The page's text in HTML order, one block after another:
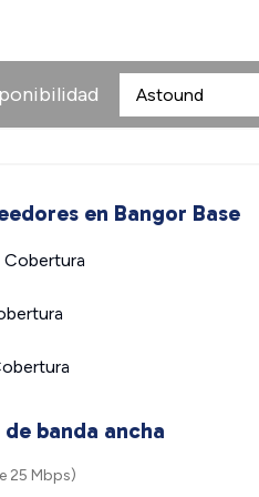
en Bangor Base
banda ancha
25 Mbps)